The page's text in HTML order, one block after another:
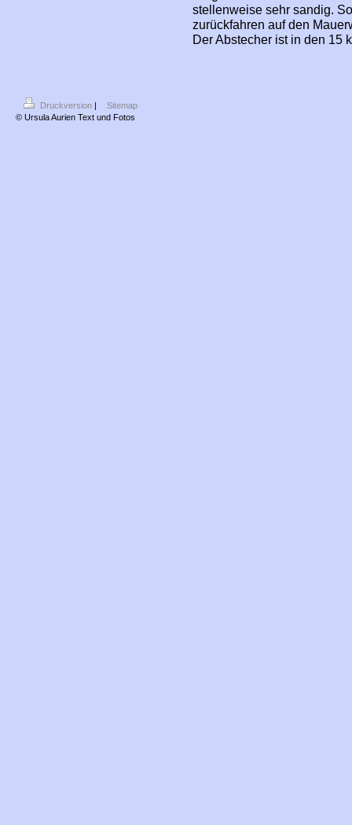
stellenweise sehr sandig.
zurückfahren auf den
Der Abstecher ist in den 15
Druckversion |
Sitemap
© Ursula Aurien Text und Fotos